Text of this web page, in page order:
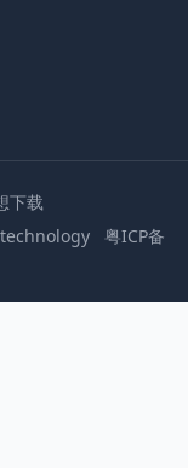
下载
粤ICP备